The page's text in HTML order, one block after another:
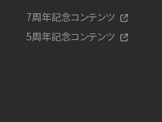
7周年記念コンテンツ
5周年記念コンテンツ